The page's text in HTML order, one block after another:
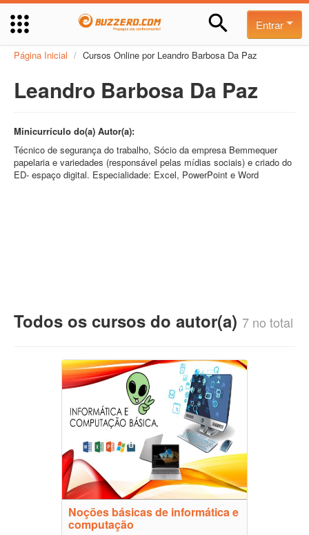
Entrar
Página Inicial / Cursos Online por Leandro Barbosa Da Paz
Leandro Barbosa Da Paz
Minicurrículo do(a) Autor(a):
Técnico de segurança do trabalho, Sócio da empresa Bemmequer
papelaria e variedades (responsável pelas mídias sociais) e criado do
ED- espaço digital. Especialidade: Excel, PowerPoint e Word
Todos os cursos do autor(a) 7 no total
Noções básicas de informática e
computação